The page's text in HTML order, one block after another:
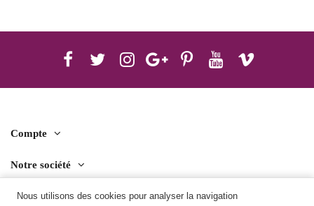
Nous utilisons des cookies pour analyser la navigation
Compte
Notre société
Contact us